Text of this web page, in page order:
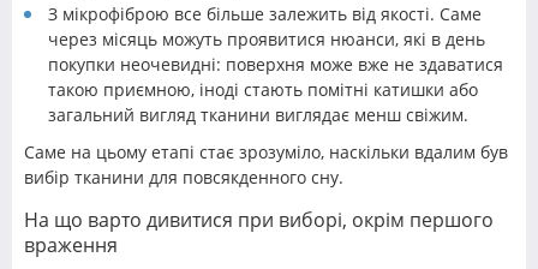
З мікрофіброю все більше залежить від якості. Саме
через місяць можуть проявитися нюанси, які в день
покупки неочевидні: поверхня може вже не здаватися
такою приємною, іноді стають помітні катишки або
загальний вигляд тканини виглядає менш свіжим.
Саме на цьому етапі стає зрозуміло, наскільки вдалим був
вибір тканини для повсякденного сну.
На що варто дивитися при виборі, окрім першого
враження